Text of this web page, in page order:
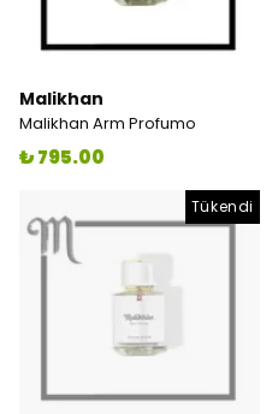
Malikhan
Malikhan Arm Profumo
₺ 795.00
Tükendi